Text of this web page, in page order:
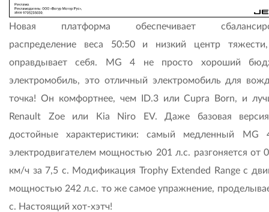
Новая платформа обеспечивает
распределение веса 50:50 и низкий центр
оправдывает себя. MG 4 не просто хороший
электромобиль, это отличный электромобиль для
точка! Он комфортнее, чем ID.3 или Cupra Born, и
Renault Zoe или Kia Niro EV. Даже базовая
достойные характеристики: самый медленный
электродвигателем мощностью 201 л.с. разгоняется от
км/ч за 7,5 с. Модификация Trophy Extended Range с
мощностью 242 л.с. то же самое упражнение,
с. Настоящий хот-хэтч!